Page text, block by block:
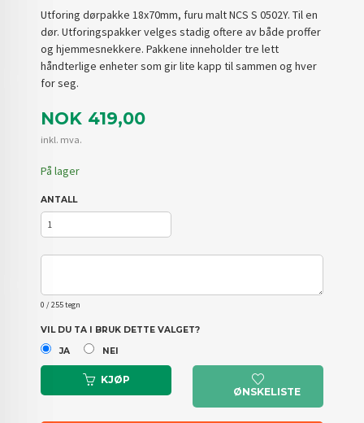
Utforing dørpakke 18x70mm, furu malt NCS S 0502Y. Til en
dør. Utforingspakker velges stadig oftere av både proffer
og hjemmesnekkere. Pakkene inneholder tre lett
håndterlige enheter som gir lite kapp til sammen og hver
for seg.
Pris
NOK 419,00
inkl. mva.
På lager
ANTALL
0 / 255 tegn
VIL DU TA I BRUK DETTE VALGET?
JA
NEI
KJØP
ØNSKELISTE